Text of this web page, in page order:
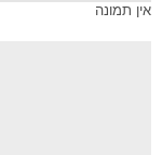
אין תמונה